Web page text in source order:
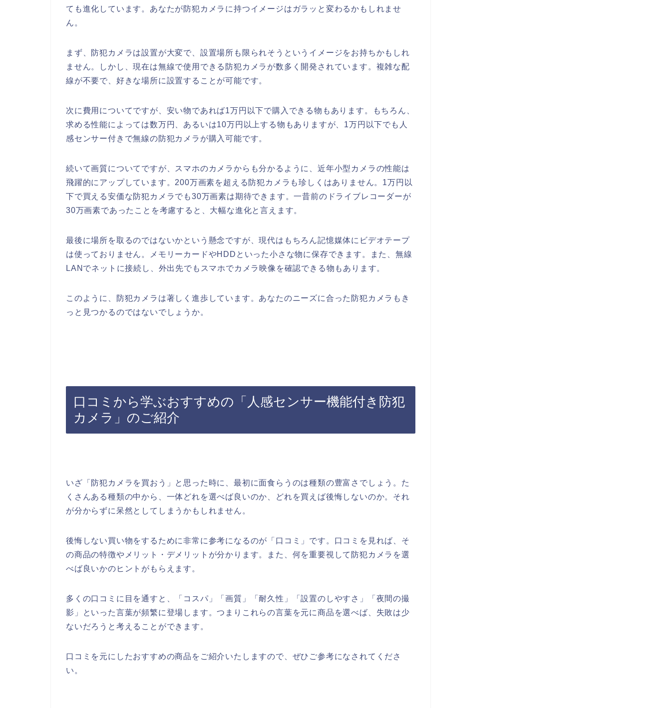
ても進化しています。あなたが防犯カメラに持つイメージはガラッと変わるかもしれませ
ん。
まず、防犯カメラは設置が大変で、設置場所も限られそうというイメージをお持ちかもしれ
ません。しかし、現在は無線で使用できる防犯カメラが数多く開発されています。複雑な配
線が不要で、好きな場所に設置することが可能です。
次に費用についてですが、安い物であれば1万円以下で購入できる物もあります。もちろん、
求める性能によっては数万円、あるいは10万円以上する物もありますが、 1万円以下でも人
感センサー付きで無線の防犯カメラが購入可能です。
続いて画質についてですが、スマホのカメラからも分かるように、近年小型カメラの性能は
飛躍的にアップしています。 200万画素を超える防犯カメラも珍しくはありません。 1万円以
下で買える安価な防犯カメラでも30万画素は期待できます。一昔前のドライブレコーダーが
30万画素であったことを考慮すると、大幅な進化と言えます。
最後に場所を取るのではないかという懸念ですが、現代はもちろん記憶媒体にビデオテープ
は使っておりません。メモリーカードやHDD といった小さな物に保存できます。また、無線
LAN でネットに接続し、外出先でもスマホでカメラ映像を確認できる物もあります。
このように、防犯カメラは著しく進歩しています。あなたのニーズに合った防犯カメラもき
っと見つかるのではないでしょうか。
口コミから学ぶおすすめの「人感センサー機能付き防犯
カメラ」のご紹介
いざ「防犯カメラを買おう」と思った時に、最初に面食らうのは種類の豊富さでしょう。た
くさんある種類の中から、一体どれを選べば良いのか、どれを買えば後悔しないのか。それ
が分からずに呆然としてしまうかもしれません。
後悔しない買い物をするために非常に参考になるのが「口コミ」です。口コミを見れば、そ
の商品の特徴やメリット・デメリットが分かります。また、何を重要視して防犯カメラを選
べば良いかのヒントがもらえます。
多くの口コミに目を通すと、「コスパ」「画質」「耐久性」「設置のしやすさ」「夜間の撮
影」といった言葉が頻繁に登場します。つまりこれらの言葉を元に商品を選べば、失敗は少
ないだろうと考えることができます。
口コミを元にしたおすすめの商品をご紹介いたしますので、ぜひご参考になされてくださ
い。